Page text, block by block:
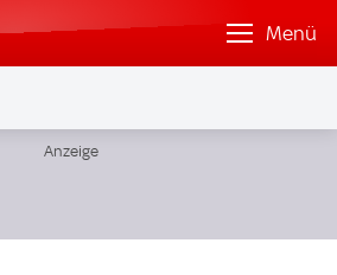
Menü